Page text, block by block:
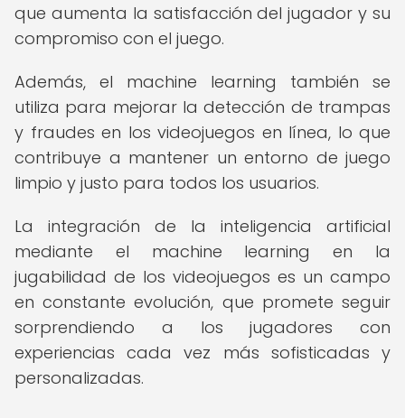
que aumenta la satisfacción del jugador y su
compromiso con el juego.
Además, el machine learning también se
utiliza para mejorar la detección de trampas
y fraudes en los videojuegos en línea, lo que
contribuye a mantener un entorno de juego
limpio y justo para todos los usuarios.
La integración de la inteligencia artificial
mediante el machine learning en la
jugabilidad de los videojuegos es un campo
en constante evolución, que promete seguir
sorprendiendo a los jugadores con
experiencias cada vez más sofisticadas y
personalizadas.